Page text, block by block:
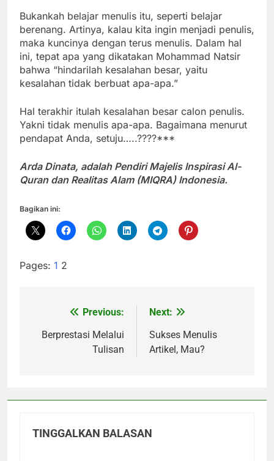
Bukankah belajar menulis itu, seperti belajar
berenang. Artinya, kalau kita ingin menjadi penulis,
maka kuncinya dengan terus menulis. Dalam hal
ini, tepat apa yang dikatakan Mohammad Natsir
bahwa “hindarilah kesalahan besar, yaitu
kesalahan tidak berbuat apa-apa.”
Hal terakhir itulah kesalahan besar calon penulis.
Yakni tidak menulis apa-apa. Bagaimana menurut
pendapat Anda, setuju…..????***
Arda Dinata, adalah Pendiri Majelis Inspirasi Al-
Quran dan Realitas Alam (MIQRA) Indonesia.
Bagikan ini:
Pages: 1 2
Navigasi
pos
Previous:
Berprestasi Melalui
Tulisan
Next:
Sukses Menulis
Artikel, Mau?
TINGGALKAN BALASAN